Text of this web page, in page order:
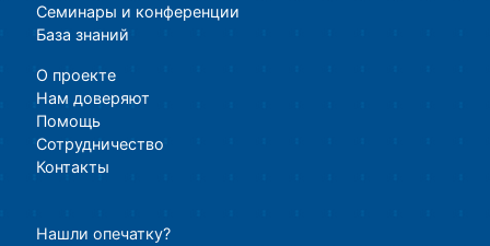
Семинары и конференции
База знаний
О проекте
Нам доверяют
Помощь
Сотрудничество
Контакты
Нашли опечатку?